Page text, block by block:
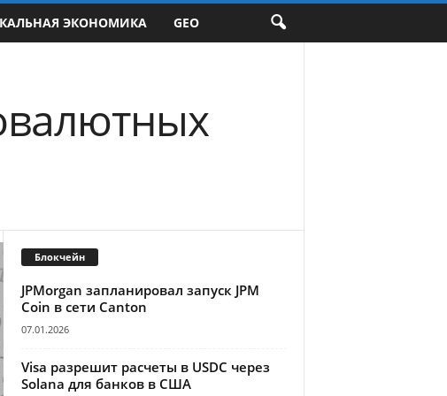
ЭКОНОМИКА GEO
Блокчейн
JPMorgan запланировал запуск JPM
Coin в сети Canton
07.01.2026
Visa разрешит расчеты в USDC через
Solana для банков в США